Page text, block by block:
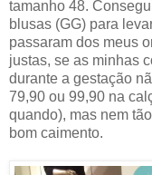
tamanho 48.
blusas (GG) para
passaram dos meus
justas, se as minhas
durante a gestação
79,90 ou 99,90 na
quando), mas nem
bom caimento.